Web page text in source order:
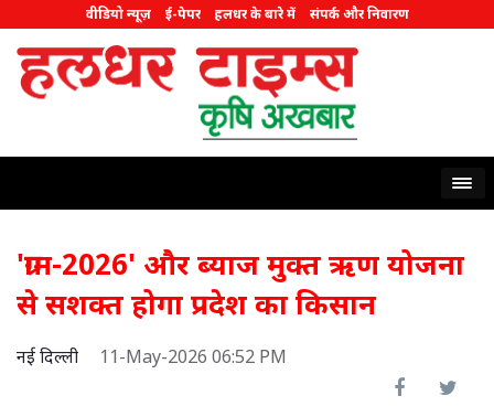
वीडियो न्यूज़ ई-पेपर हलधर के बारे में संपर्क और निवारण
'ग्राम-2026' और ब्याज मुक्त ऋण योजना
से सशक्त होगा प्रदेश का किसान
नई दिल्ली 11-May-2026 06:52 PM